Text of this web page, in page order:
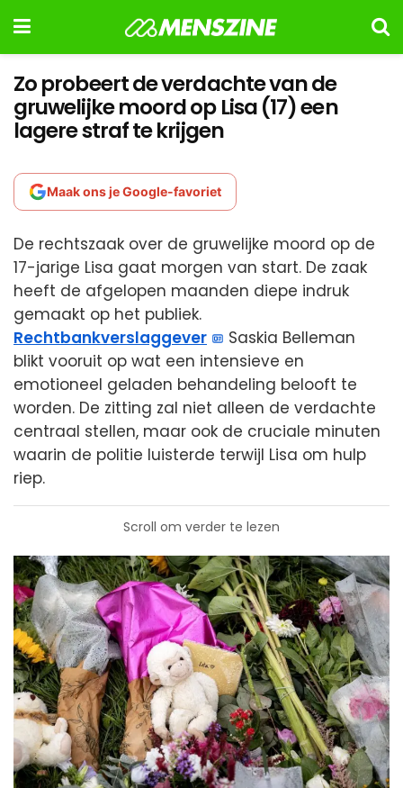
Zo probeert de verdachte van de
gruwelijke moord op Lisa (17) een
lagere straf te krijgen
Maak ons je Google-favoriet
De rechtszaak over de gruwelijke moord op de
17-jarige Lisa gaat morgen van start. De zaak
heeft de afgelopen maanden diepe indruk
gemaakt op het publiek.
Rechtbankverslaggever
Saskia Belleman
blikt vooruit op wat een intensieve en
emotioneel geladen behandeling belooft te
worden. De zitting zal niet alleen de verdachte
centraal stellen, maar ook de cruciale minuten
waarin de politie luisterde terwijl Lisa om hulp
riep.
Scroll om verder te lezen